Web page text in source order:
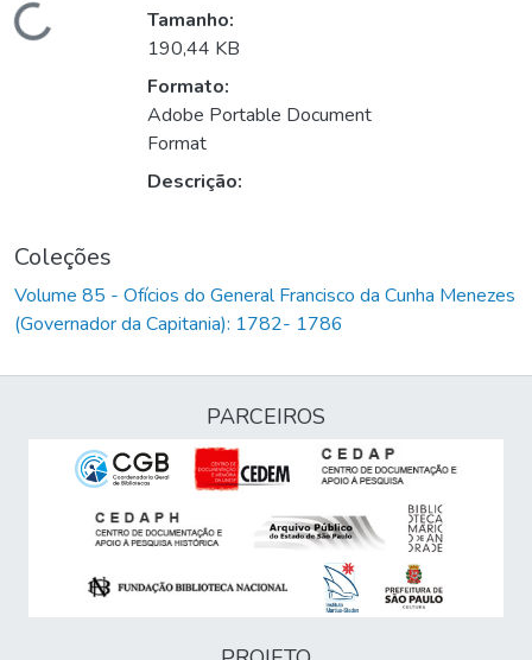
Carregando...
Tamanho:
190,44 KB
Formato:
Adobe Portable Document
Format
Descrição:
Coleções
Volume 85 - Ofícios do General Francisco da Cunha Menezes
(Governador da Capitania): 1782- 1786
PARCEIROS